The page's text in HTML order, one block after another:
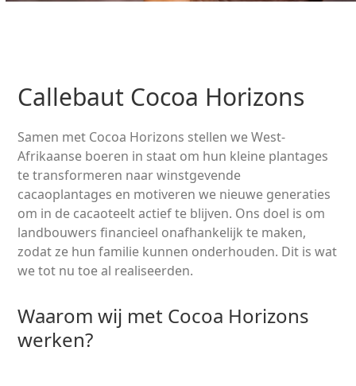
Callebaut Cocoa Horizons
Samen met Cocoa Horizons stellen we West-
Afrikaanse boeren in staat om hun kleine plantages
te transformeren naar winstgevende
cacaoplantages en motiveren we nieuwe generaties
om in de cacaoteelt actief te blijven. Ons doel is om
landbouwers financieel onafhankelijk te maken,
zodat ze hun familie kunnen onderhouden. Dit is wat
we tot nu toe al realiseerden.
Waarom wij met Cocoa Horizons
werken?